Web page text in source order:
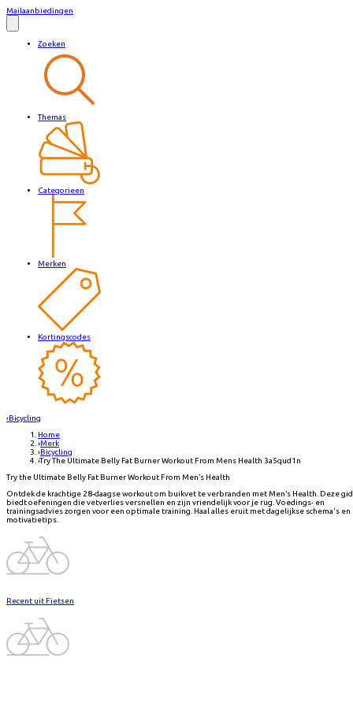
Mailaanbiedingen
Zoeken
Themas
Categorieen
Merken
Kortingscodes
‹Bicycling
Home
›Merk
›Bicycling
›Try The Ultimate Belly Fat Burner Workout From Mens Health 3a5qud1n
Try the Ultimate Belly Fat Burner Workout From Men’s Health
Ontdek de krachtige 28-daagse workout om buikvet te verbranden met Men’s Health. Deze
biedt oefeningen die vetverlies versnellen en zijn vriendelijk voor je rug. Voedings- en
trainingsadvies zorgen voor een optimale training. Haal alles eruit met dagelijkse schema's en
motivatietips.
Recent uit Fietsen